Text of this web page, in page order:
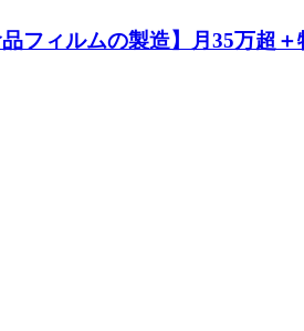
フィルムの製造】月35万超